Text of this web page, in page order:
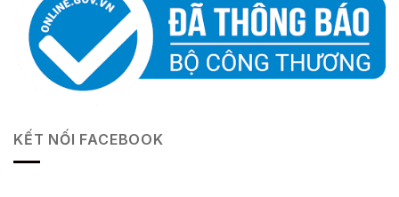
KẾT NỐI FACEBOOK